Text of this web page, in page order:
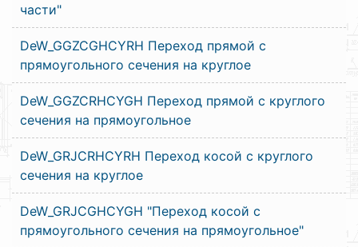
части"
DeW_GGZCGHCYRH Переход прямой с
прямоугольного сечения на круглое
DeW_GGZCRHCYGH Переход прямой с круглого
сечения на прямоугольное
DeW_GRJCRHCYRH Переход косой с круглого
сечения на круглое
DeW_GRJCGHCYGH "Переход косой с
прямоугольного сечения на прямоугольное"